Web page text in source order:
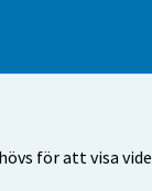
för att visa